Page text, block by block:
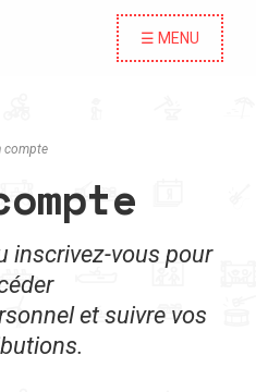
☰ MENU
compte
inscrivez-vous pour
et suivre vos